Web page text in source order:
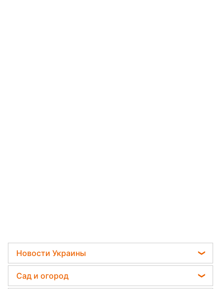
Новости Украины
Телеграм новости Украины
Сад и огород